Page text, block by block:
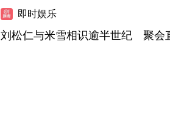
即时娱乐
刘松仁与米雪相识逾半世纪 聚会